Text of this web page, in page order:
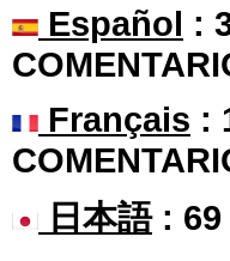
Español :
Français :
日本語: 69